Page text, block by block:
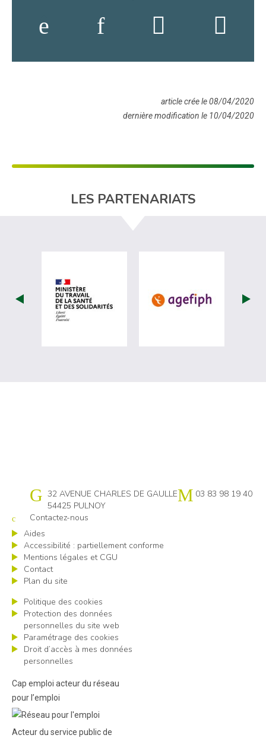
article crée le 08/04/2020
dernière modification le 10/04/2020
LES PARTENARIATS
visiter les site de Ministère du travail
visiter les
Cap emploi 54
32 AVENUE CHARLES DE GAULLE
54425 PULNOY
03 83 98 19 40
Contactez-nous
Aides
Accessibilité : partiellement conforme
Mentions légales et CGU
Contact
Plan du site
Politique des cookies
Protection des données
personnelles du site web
Paramétrage des cookies
Droit d’accès à mes données
personnelles
Cap emploi acteur du réseau
pour l’emploi
Acteur du service public de